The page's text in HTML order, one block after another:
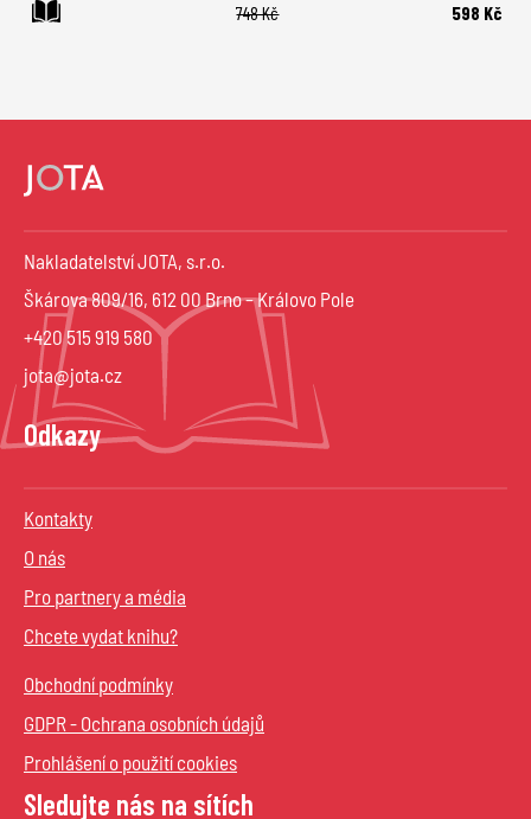
748 Kč
598 Kč
Nakladatelství JOTA, s.r.o.
Škárova 809/16, 612 00 Brno – Královo Pole
+420 515 919 580
jota@jota.cz
Odkazy
Kontakty
O nás
Pro partnery a média
Chcete vydat knihu?
Obchodní podmínky
GDPR - Ochrana osobních údajů
Prohlášení o použití cookies
Sledujte nás na sítích